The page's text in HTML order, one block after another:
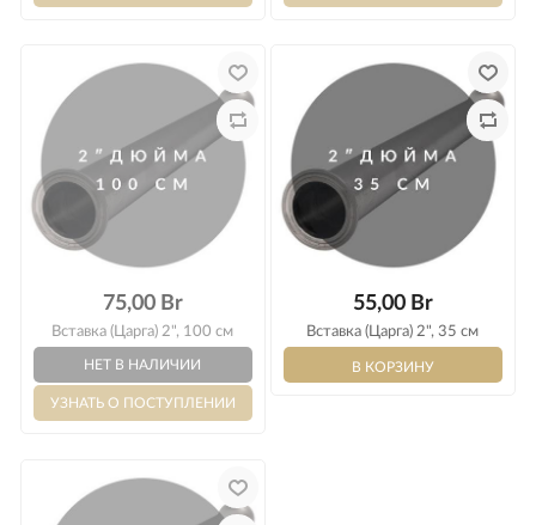
75,00 Br
Вставка (Царга) 2", 100 см
55,00 Br
Вставка (Царга) 2", 35 см